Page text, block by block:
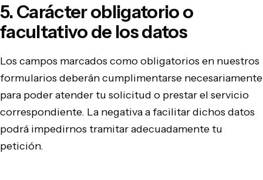
5. Carácter obligatorio o
facultativo de los datos
Los campos marcados como obligatorios en nuestros
formularios deberán cumplimentarse necesariamente
para poder atender tu solicitud o prestar el servicio
correspondiente. La negativa a facilitar dichos datos
podrá impedirnos tramitar adecuadamente tu
petición.